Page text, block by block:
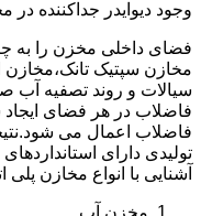
وجود دیوایدر جداکننده در
فضای داخلی مخزن را به
مخازن سپتیک تانک،مخازن
سیالات و روند تصفیه آب
فاضلاب در هر فضای
فاضلاب اعمال می
تولیدی دارای
آشنایی با انواع مخازن پلی
مخزن آب